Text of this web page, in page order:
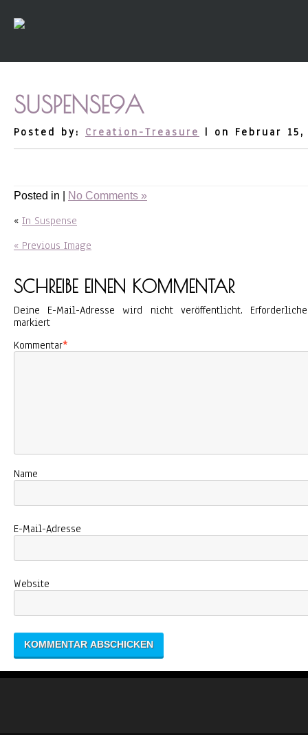
SUSPENSE9A
Posted by: Creation-Treasure | on Februar 15,
Posted in | No Comments »
« In Suspense
« Previous Image
SCHREIBE EINEN KOMMENTAR
Deine E-Mail-Adresse wird nicht veröffentlicht.
markiert
Kommentar*
Name
E-Mail-Adresse
Website